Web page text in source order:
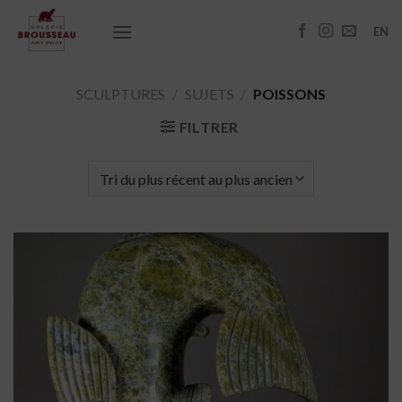
Passer
contenu
EN
SCULPTURES SUJETS
POISSONS
FILTRER